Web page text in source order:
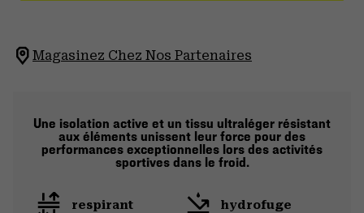
Magasinez Chez Nos Partenaires
Une isolation active et un tissu ultraléger résistant
aux éléments unissent leur force pour des
performances exceptionnelles lors des activités
sportives dans le froid.
respirant hydrofuge